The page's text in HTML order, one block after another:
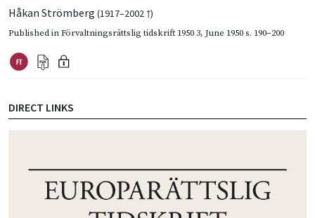
Håkan Strömberg (1917–2002 †)
Published inFörvaltningsrättslig tidskrift 1950 3, June 1950s. 190–200
DIRECT LINKS